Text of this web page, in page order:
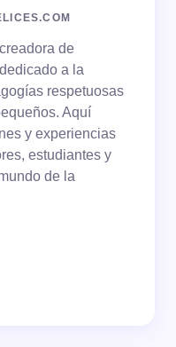
browser for the
de
a la
respetuosas
Aquí
y experiencias
estudiantes y
de la